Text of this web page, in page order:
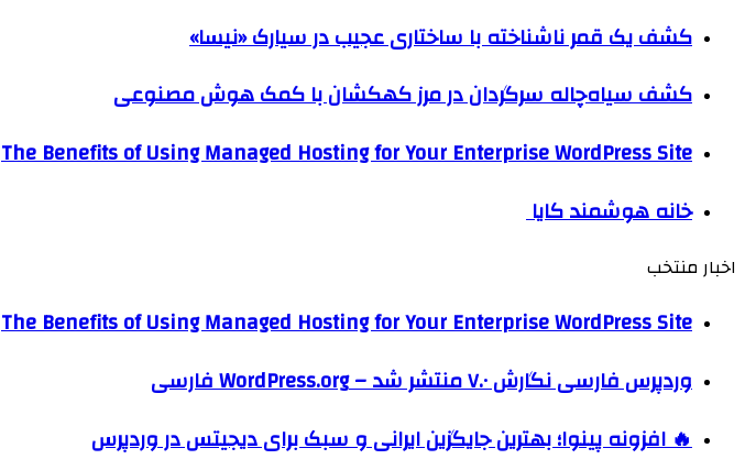
کشف یک قمر ناشناخته با ساختاری عجیب در سیارک «نیسا»
کشف سیاه‌چاله سرگردان در مرز کهکشان با کمک هوش مصنوعی
The Benefits of Using Managed Hosting for Your Enterprise WordPress Site
خانه هوشمند کایا
اخبار منتخب
The Benefits of Using Managed Hosting for Your Enterprise WordPress Site
وردپرس فارسی نگارش ۷.۰ منتشر شد – WordPress.org فارسی
🔥 افزونه پینوا؛ بهترین جایگزین ایرانی و سبک برای دیجیتس در وردپرس